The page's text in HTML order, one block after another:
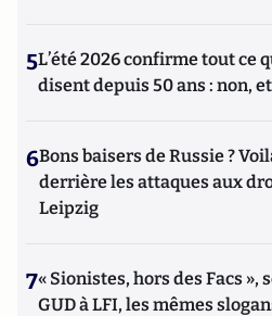
5L’été 2026 confirme tout ce
disent depuis 50 ans : non,
6Bons baisers de Russie ?
derrière les attaques aux
Leipzig
7« Sionistes, hors des Facs »,
GUD à LFI, les mêmes